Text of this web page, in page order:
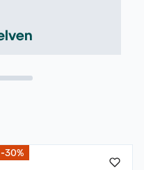
-30%